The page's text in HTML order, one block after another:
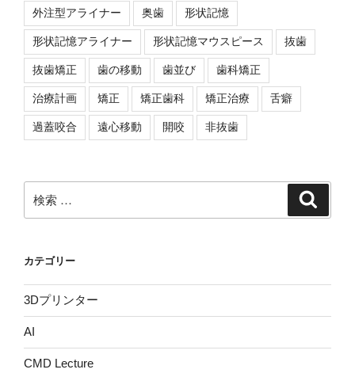
外注型アライナー 奥歯 形状記憶
形状記憶アライナー 形状記憶マウスピース 抜歯
抜歯矯正 歯の移動 歯並び 歯科矯正
治療計画 矯正 矯正歯科 矯正治療 舌癖
過蓋咬合 遠心移動 開咬 非抜歯
検
索:
カテゴリー
3Dプリンター
AI
CMD Lecture